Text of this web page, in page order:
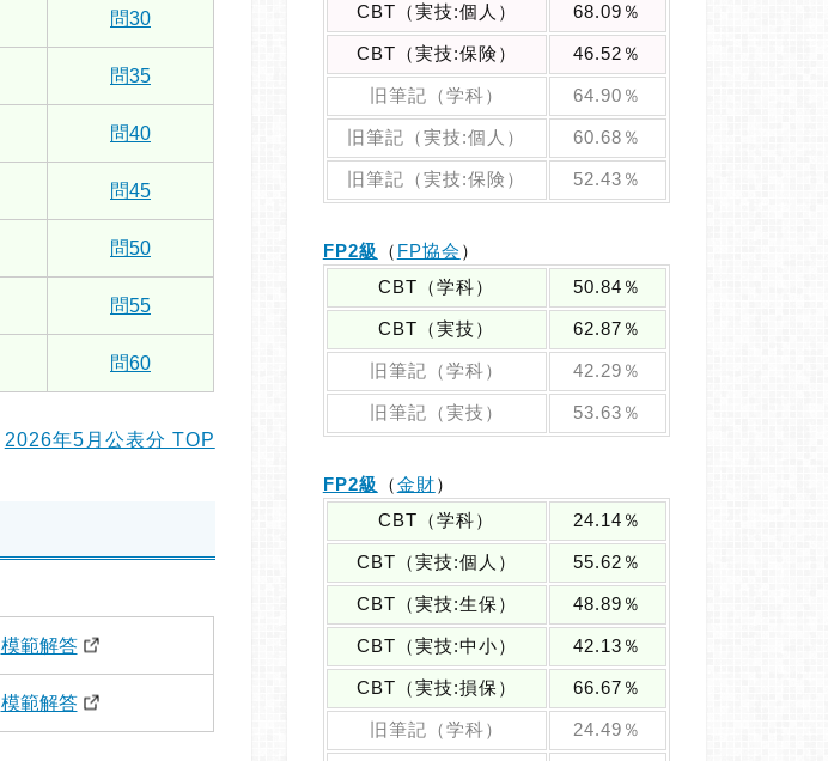
問30
問35
問40
問45
問50
問55
問60
2026年5月公表分 TOP
模範解答
模範解答
CBT（実技:個人） 68.09％
CBT（実技:保険） 46.52％
旧筆記（学科） 64.90％
旧筆記（実技:個人） 60.68％
旧筆記（実技:保険） 52.43％
FP2級 （ FP協会 ）
CBT（学科）
50.84％
CBT（実技） 62.87％
旧筆記（学科） 42.29％
旧筆記（実技） 53.63％
FP2級 （金財）
CBT（学科）
24.14％
CBT（実技:個人） 55.62％
CBT（実技:生保） 48.89％
CBT（実技:中小） 42.13％
CBT（実技:損保） 66.67％
旧筆記（学科） 24.49％